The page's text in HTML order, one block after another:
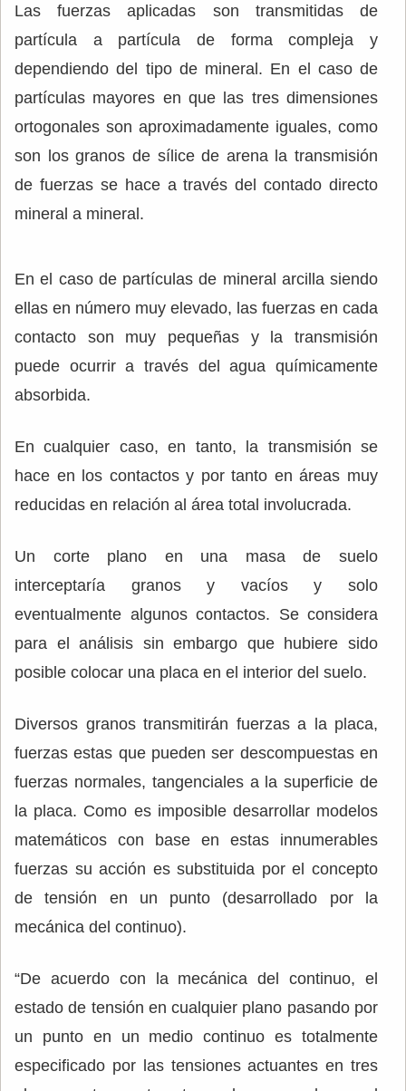
Las fuerzas aplicadas son transmitidas de
partícula a partícula de forma compleja y
dependiendo del tipo de mineral. En el caso de
partículas mayores en que las tres dimensiones
ortogonales son aproximadamente iguales, como
son los granos de sílice de arena la transmisión
de fuerzas se hace a través del contado directo
mineral a mineral.
En el caso de partículas de mineral arcilla siendo
ellas en número muy elevado, las fuerzas en cada
contacto son muy pequeñas y la transmisión
puede ocurrir a través del agua químicamente
absorbida.
En cualquier caso, en tanto, la transmisión se
hace en los contactos y por tanto en áreas muy
reducidas en relación al área total involucrada.
Un corte plano en una masa de suelo
interceptaría granos y vacíos y solo
eventualmente algunos contactos. Se considera
para el análisis sin embargo que hubiere sido
posible colocar una placa en el interior del suelo.
Diversos granos transmitirán fuerzas a la placa,
fuerzas estas que pueden ser descompuestas en
fuerzas normales, tangenciales a la superficie de
la placa. Como es imposible desarrollar modelos
matemáticos con base en estas innumerables
fuerzas su acción es substituida por el concepto
de tensión en un punto (desarrollado por la
mecánica del continuo).
“De acuerdo con la mecánica del continuo, el
estado de tensión en cualquier plano pasando por
un punto en un medio continuo es totalmente
especificado por las tensiones actuantes en tres